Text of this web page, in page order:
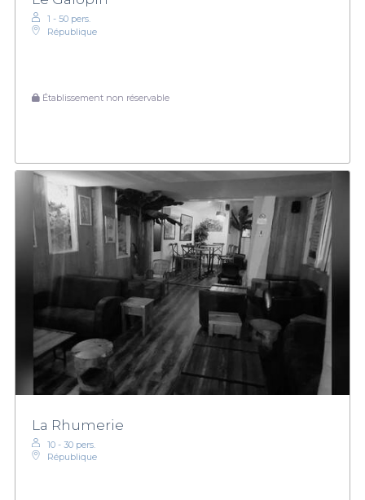
1 - 50 pers.
République
Établissement non réservable
La Rhumerie
10 - 30 pers.
République